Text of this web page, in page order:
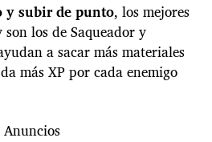
y subir de punto, los mejores
los de Saqueador y
a sacar más materiales
más XP por cada enemigo
Anuncios